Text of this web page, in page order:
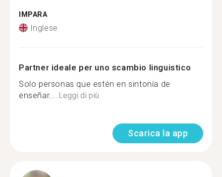
IMPARA
Inglese
Partner ideale per uno scambio linguistico
Solo personas que estén en sintonía de
enseñar.... Leggi di più
Scarica la app